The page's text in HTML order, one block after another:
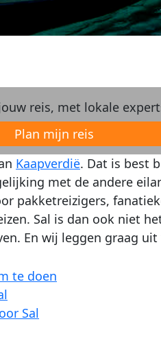
reis, met lokale
Plan mijn reis
Kaapverdië. Dat is best
met de andere
pakketreizigers,
Sal is dan ook niet
En wij leggen graag uit
te doen
Sal